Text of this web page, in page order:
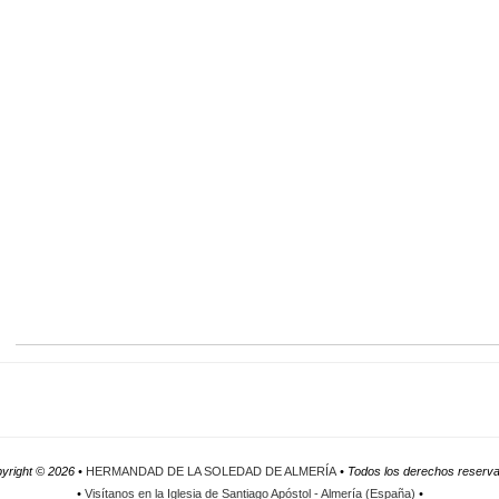
© 2026 • HERMANDAD DE LA SOLEDAD DE ALMERÍA• Todos los derechos
• Visítanos en la Iglesia de Santiago Apóstol - Almería (España) •